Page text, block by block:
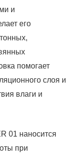
и
его
помогает
слоя и
влаги и
01 наносится
при